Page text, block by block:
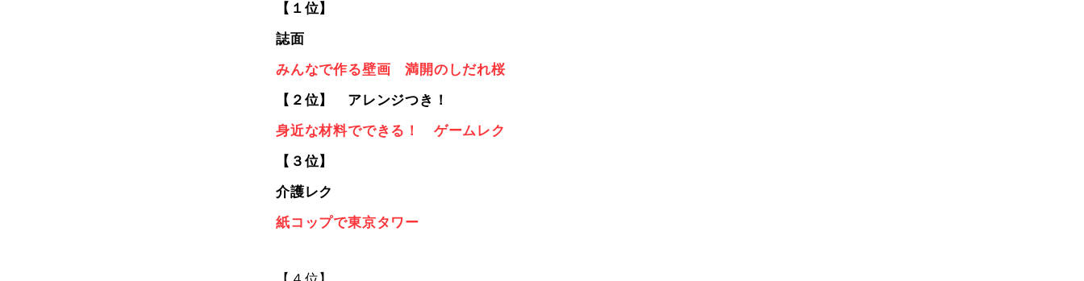
【１位】
誌面
みんなで作る壁画 満開のしだれ桜
【２位】 アレンジつき！
身近な材料でできる！ ゲームレク
【３位】
介護レク
紙コップで東京タワー